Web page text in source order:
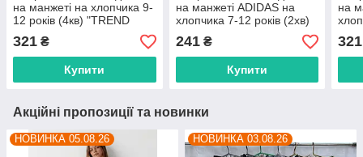
на манжеті на хлопчика 9-
12 років (4кв) "TREND
KIDS" гуртом в Одесі на 7
км
321 ₴
Купити
на манжеті ADIDAS на
хлопчика 7-12 років (2хв)
"WHITE" гуртом в Одесі на
7 км
241₴
Купити
на
321
Акційні пропозиції та новинки
НОВИНКА 05.08.26 НОВИНКА 03.08.26